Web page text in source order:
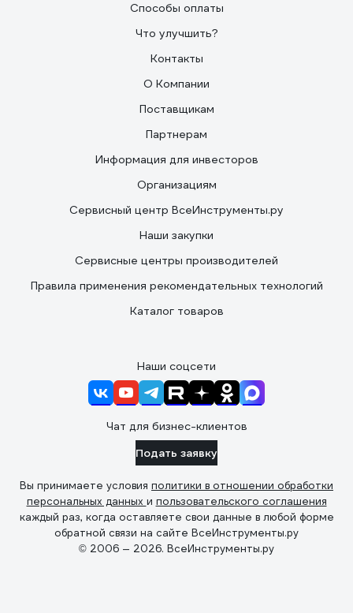
Способы оплаты
Что улучшить?
Контакты
О Компании
Поставщикам
Партнерам
Информация для инвесторов
Организациям
Сервисный центр ВсеИнструменты.ру
Наши закупки
Сервисные центры производителей
Правила применения рекомендательных технологий
Каталог товаров
Наши соцсети
Чат для бизнес-клиентов
Подать заявку
Вы принимаете условия политики в отношении обработки
персональных данных и пользовательского соглашения
каждый раз, когда оставляете свои данные в любой форме
обратной связи на сайте ВсеИнструменты.ру
© 2006 — 2026. ВсеИнструменты.ру